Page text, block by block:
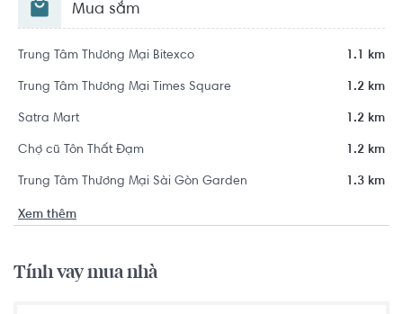
Mua sắm
Trung Tâm Thương Mại Bitexco 1.1 km
Trung Tâm Thương Mại Times Square 1.2 km
Satra Mart 1.2 km
Chợ cũ Tôn Thất Đạm 1.2 km
Trung Tâm Thương Mại Sài Gòn Garden 1.3 km
Xem thêm
Tính vay mua nhà